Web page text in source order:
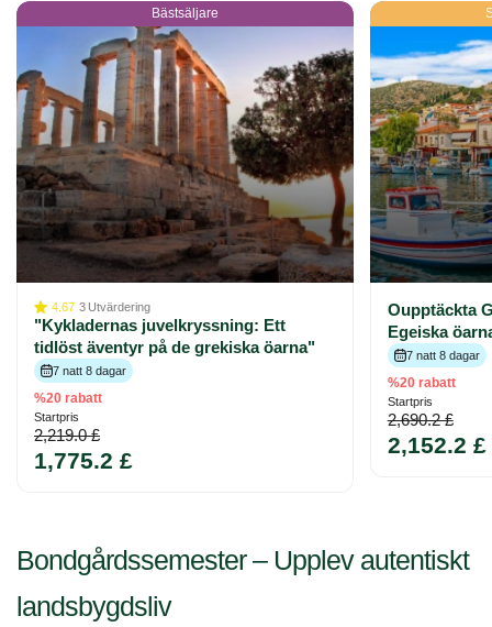
Bästsäljare
4.67 3 Utvärdering
"Kykladernas juvelkryssning: Ett
tidlöst äventyr på de grekiska öarna"
7 natt 8 dagar
%20 rabatt
Startpris
2,219.0 £
1,775.2 £
Oupptäckta
Egeiska
7 natt 8 dagar
%20 rabatt
Startpris
2,690.2 £
2,152.2 £
Bondgårdssemester – Upplev autentiskt
landsbygdsliv